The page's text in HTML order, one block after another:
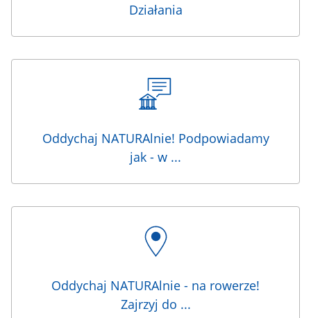
Działania
Oddychaj NATURAlnie! Podpowiadamy
jak - w ...
Oddychaj NATURAlnie - na rowerze!
Zajrzyj do ...